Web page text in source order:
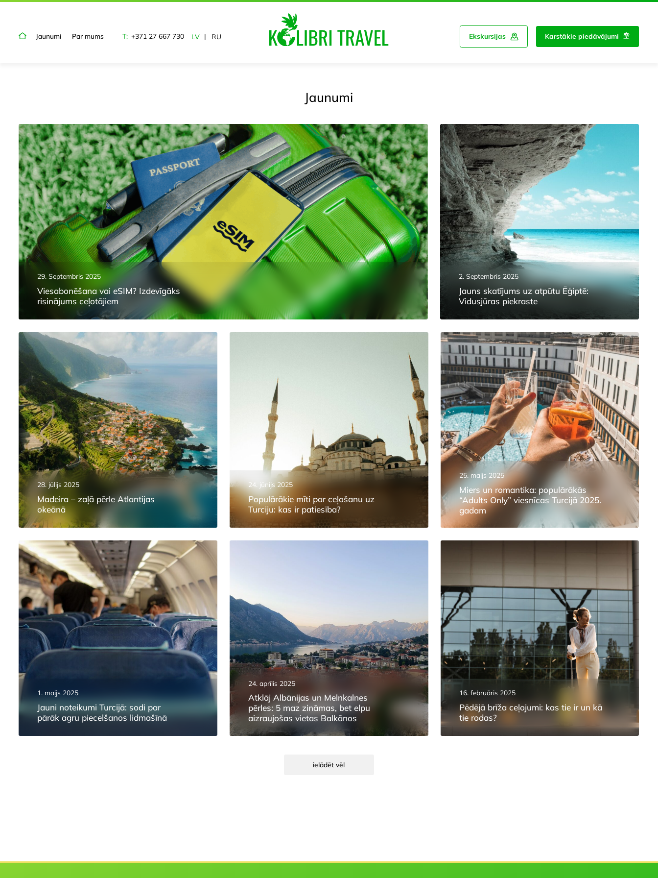
Jaunumi Par mums T: +371 27 667 730 LV RU Ekskursijas Karstākie piedāvājumi
Jaunumi
29. Septembris 2025
Viesabonēšana vai eSIM? Izdevīgāks
risinājums ceļotājiem
2. Septembris 2025
Jauns skatījums uz atpūtu Ēģiptē:
Vidusjūras piekraste
28. jūlijs 2025
Madeira – zaļā pērle Atlantijas
okeānā
24. jūnijs 2025
Populārākie mīti par ceļošanu uz
Turciju: kas ir patiesība?
25. maijs 2025
Miers un romantika: populārākās
“Adults Only” viesnīcas Turcijā 2025.
gadam
1. maijs 2025
Jauni noteikumi Turcijā: sodi par
pārāk agru piecelšanos lidmašīnā
24. aprīlis 2025
Atklāj Albānijas un Melnkalnes
pērles: 5 maz zināmas, bet elpu
aizraujošas vietas Balkānos
16. februāris 2025
Pēdējā brīža ceļojumi: kas tie ir un kā
tie rodas?
ielādēt vēl